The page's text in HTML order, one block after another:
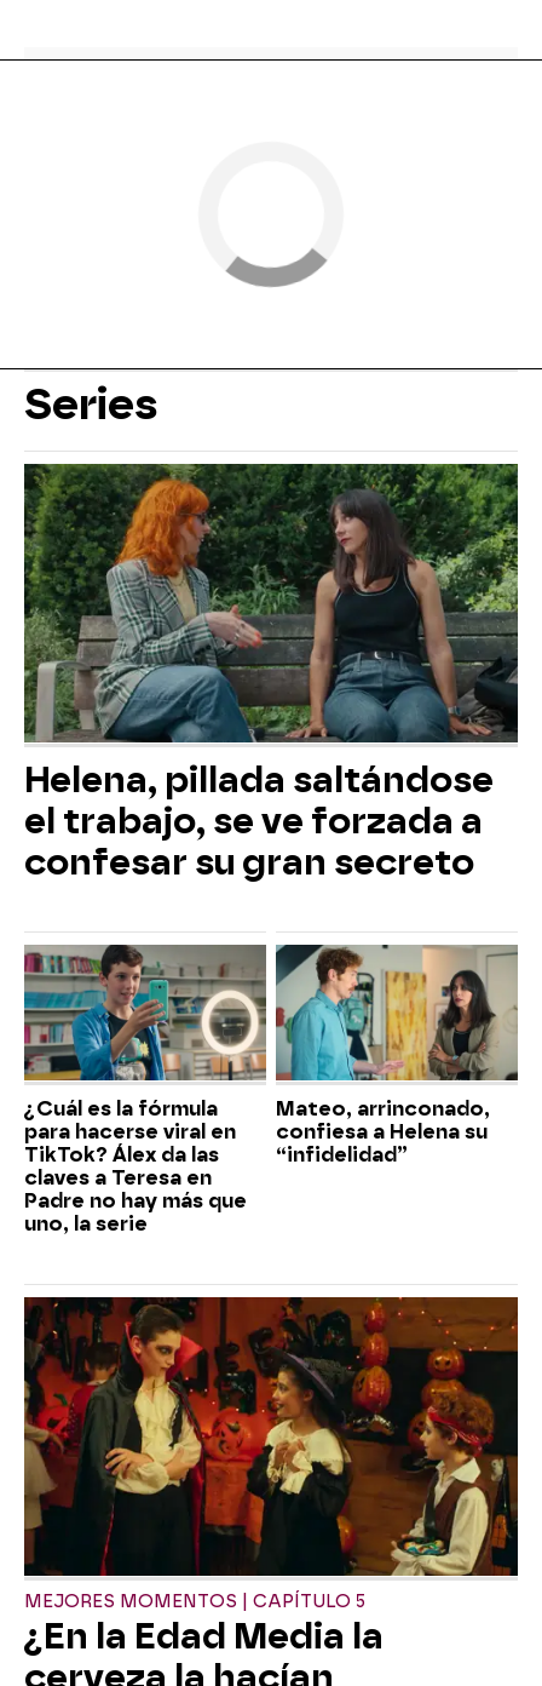
Series
Helena, pillada saltándose
el trabajo, se ve forzada a
confesar su gran secreto
¿Cuál es la fórmula
para hacerse viral en
TikTok? Álex da las
claves a Teresa en
Padre no hay más que
uno, la serie
Mateo, arrinconado,
confiesa a Helena su
“infidelidad”
MEJORES MOMENTOS | CAPÍTULO 5
¿En la Edad Media la
cerveza la hacían